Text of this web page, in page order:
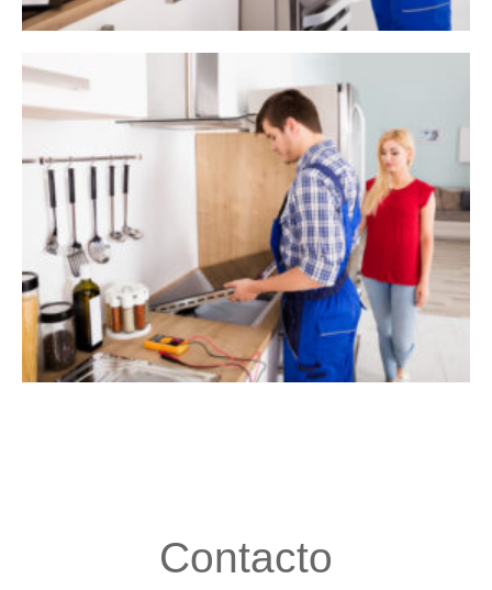
Contacto